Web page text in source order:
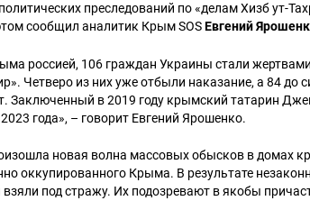
преследований по «делам Хизб ут-
сообщил аналитик Крым SOSЕвгений
россией, 106 граждан Украины стали жертвами
Четверо из них уже отбыли наказание, а 84 до
Заключенный в 2019 году крымский татарин
года», – говорит Евгений Ярошенко.
новая волна массовых обысков в домах
оккупированного Крыма. В результате
под стражу. Их подозревают в якобы